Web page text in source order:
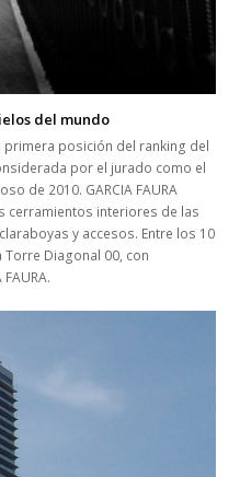
del mundo
posición del ranking del
por el jurado como el
de 2010. GARCIA FAURA
cerramientos interiores de las
y accesos. Entre los 10
Diagonal 00, con